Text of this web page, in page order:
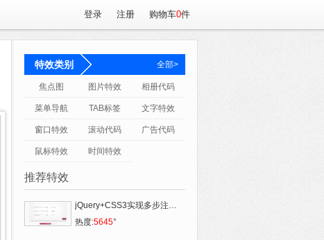
购物车0件
注册
登录
特效类别 全部>
焦点图 图片特效 相册代码
菜单导航 TAB标签 文字特效
窗口特效 滚动代码 广告代码
鼠标特效 时间特效
推荐特效
jQuery+CSS3实现多步注册表单进度条
热度:5645°